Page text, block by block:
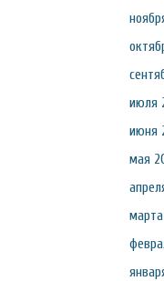
июля
июня
мая